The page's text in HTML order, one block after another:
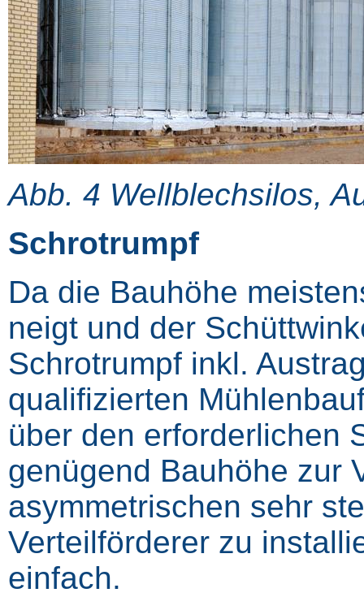
Abb. 4 Wellblechsilos,
Schrotrumpf
Da die Bauhöhe
neigt und der
Schrotrumpf inkl.
qualifizierten
über den erforderlichen
genügend Bauhöhe zur
asymmetrischen sehr
Verteilförderer zu
einfach.